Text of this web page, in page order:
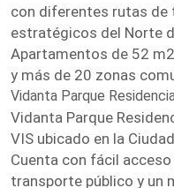
con diferentes rutas de
estratégicos del Norte
Apartamentos de 52
y más de 20 zonas
Vidanta Parque
Vidanta Parque
VIS ubicado en la
Cuenta con fácil
transporte público y un